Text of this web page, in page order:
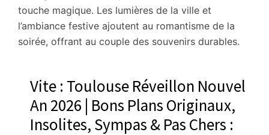
touche magique. Les lumières de la ville et
l’ambiance festive ajoutent au romantisme de la
soirée, offrant au couple des souvenirs durables.
Vite : Toulouse Réveillon Nouvel
An 2026 | Bons Plans Originaux,
Insolites, Sympas & Pas Chers :